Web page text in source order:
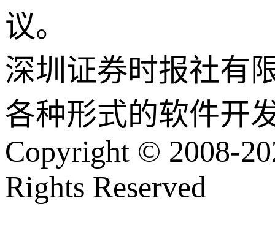
议。
深圳证券时报社有
各种形式的软件开
Copyright © 2008-
Rights Reserved